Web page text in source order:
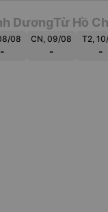
DươngTừ Hồ
08
-
CN, 09/08
-
T2,
-